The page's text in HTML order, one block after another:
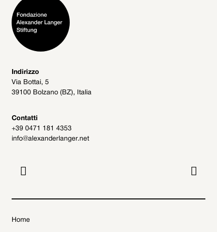
Indirizzo
Via Bottai, 5
39100 Bolzano (BZ), Italia
Contatti
+39 0471 181 4353
info@alexanderlanger.net
 
Home